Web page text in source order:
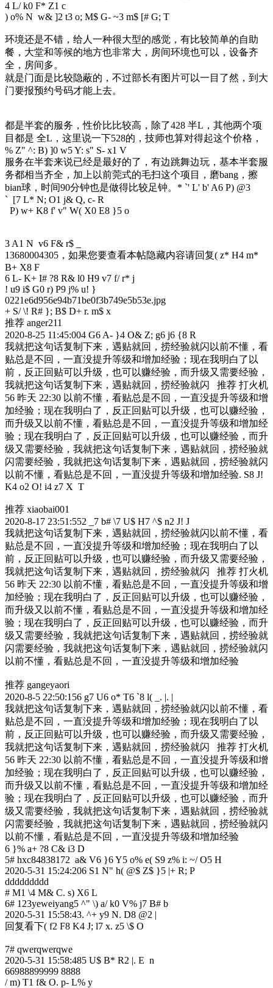
4 L/ k0 F* Z1 c
) o% N w& ]2 t3 o; M$ G- ~3 m$ [# G; T
环境还是不错，给人一种很大型的感觉，有比较简单的自助
餐，大堂和等候的地方也非常大，房间环境也可以，设备齐
全，房间多。
就是门面是比较隐蔽的，不过部长有图片可以一目了然，到大
门要报预约号码才能上去。
都是半套的服务，性价比比较高，除了428 半L，其他两个项
目都是 全L，这里说一下528的，技师也算对得起这个价格，
% Z" ^: B) ]0 w5 Y: s" S- x1 V
服务在半套来说已经是最好的了，有边跳舞边玩，基本半套服
务都相当齐全，加上以前莞式的毛扫这个项目，磨bang，擦
bian球，时间90分钟也是做得比较足钟。* `' L' b' A6 P) @3
` [7 L* N; O1 j& Q, c- R
P) w+ K8 f' v" W( X0 E8 }5 o
3 A1 N v6 F& r$ _
13680004305，如果您要查看本帖隐藏内容请回复( z* H4 m*
B+ X8 F
6 L- K+ I# ?8 R& l0 H9 v7 f/ r* j
! u9 i$ G0 r) P9 j% u! }
0221e6d956e94b71be0f3b749e5b53e.jpg
+ S/ \! R# }; B$ D+ r. m$ x
推荐 anger211
2020-8-25 11:45:004 G6 A- }4 O& Z; g6 j6 {8 R
我就把这句话复制下来，遇贴就回，捞经验就闪以前不懂，看
贴总是不回，一直没提升等级和增加经验；现在我明白了以
前，反正回贴可以升级，也可以赚经验，而升级又需要经验，
我就把这句话复制下来，遇贴就回，捞经验就闪 推荐 打火机
56 昨天 22:30 以前不懂，看贴总是不回，一直没提升等级和增
加经验；现在我明白了，反正回贴可以升级，也可以赚经验，
而升级又以前不懂，看贴总是不回，一直没提升等级和增加经
验；现在我明白了，反正回贴可以升级，也可以赚经验，而升
级又需要经验，我就把这句话复制下来，遇贴就回，捞经验就
闪需要经验，我就把这句话复制下来，遇贴就回，捞经验就闪
以前不懂，看贴总是不回，一直没提升等级和增加经验. S8 J!
K4 o2 O! i4 z7 X T
推荐 xiaobai001
2020-8-17 23:51:552 _7 b# \7 U$ H7 ^$ n2 J! J
我就把这句话复制下来，遇贴就回，捞经验就闪以前不懂，看
贴总是不回，一直没提升等级和增加经验；现在我明白了以
前，反正回贴可以升级，也可以赚经验，而升级又需要经验，
我就把这句话复制下来，遇贴就回，捞经验就闪 推荐 打火机
56 昨天 22:30 以前不懂，看贴总是不回，一直没提升等级和增
加经验；现在我明白了，反正回贴可以升级，也可以赚经验，
而升级又以前不懂，看贴总是不回，一直没提升等级和增加经
验；现在我明白了，反正回贴可以升级，也可以赚经验，而升
级又需要经验，我就把这句话复制下来，遇贴就回，捞经验就
闪需要经验，我就把这句话复制下来，遇贴就回，捞经验就闪
以前不懂，看贴总是不回，一直没提升等级和增加经验
推荐 gangeyaori
2020-8-5 22:50:156 g7 U6 o* T6 `8 l( _. |. |
我就把这句话复制下来，遇贴就回，捞经验就闪以前不懂，看
贴总是不回，一直没提升等级和增加经验；现在我明白了以
前，反正回贴可以升级，也可以赚经验，而升级又需要经验，
我就把这句话复制下来，遇贴就回，捞经验就闪 推荐 打火机
56 昨天 22:30 以前不懂，看贴总是不回，一直没提升等级和增
加经验；现在我明白了，反正回贴可以升级，也可以赚经验，
而升级又以前不懂，看贴总是不回，一直没提升等级和增加经
验；现在我明白了，反正回贴可以升级，也可以赚经验，而升
级又需要经验，我就把这句话复制下来，遇贴就回，捞经验就
闪需要经验，我就把这句话复制下来，遇贴就回，捞经验就闪
以前不懂，看贴总是不回，一直没提升等级和增加经验
6 }% a+ ?8 C& i3 D
5# hxc84838172 a& V6 }6 Y5 o% e( S9 z% i: ~/ O5 H
2020-5-31 15:24:206 S1 N" h( @$ Z$ }5 |+ R; P
ddddddddd
# M1 \4 M& C. s) X6 L
6# 123yeweiyang5 ^" \) a/ k0 V% j7 B# b
2020-5-31 15:58:43. ^+ y9 N. D8 @2 |
回复看下( f2 F8 K4 J; l7 x. z5 \$ O
7# qwerqwerqwe
2020-5-31 15:58:485 U$ B* R2 |. E n
66988899999 8888
/ m) T1 f& O. p- L% y